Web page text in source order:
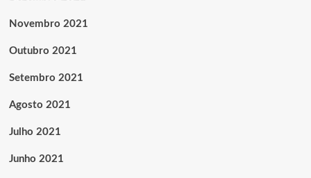
Novembro 2021
Outubro 2021
Setembro 2021
Agosto 2021
Julho 2021
Junho 2021